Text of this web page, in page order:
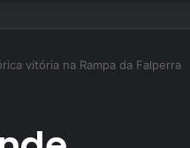
vitória na Rampa da Falperra